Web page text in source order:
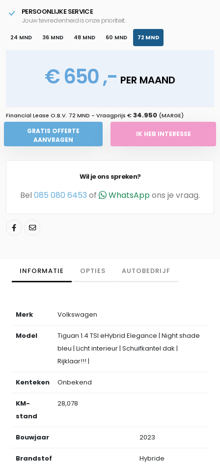
PERSOONLIJKE SERVICE
Jouw tevredenheid is onze prioriteit.
24 MND 36 MND 48 MND 60 MND 72 MND
€ 650 ,- PER MAAND
Financial Lease O.B.V. 72 MND - Vraagprijs €34.950 (MARGE)
GRATIS OFFERTE
AANVRAGEN
IK HEB INTERESSE
Wil je ons spreken?
Bel 085 080 6453 of WhatsAppons je vraag.
INFORMATIE OPTIES AUTOBEDRIJF
Merk Volkswagen
Model
Tiguan 1.4 TSI eHybrid Elegance | Night shade
bleu | Licht interieur | Schuifkantel dak |
Rijklaar!!! |
Kenteken Onbekend
KM-
stand
28,078
Bouwjaar 2023
Brandstof Hybride